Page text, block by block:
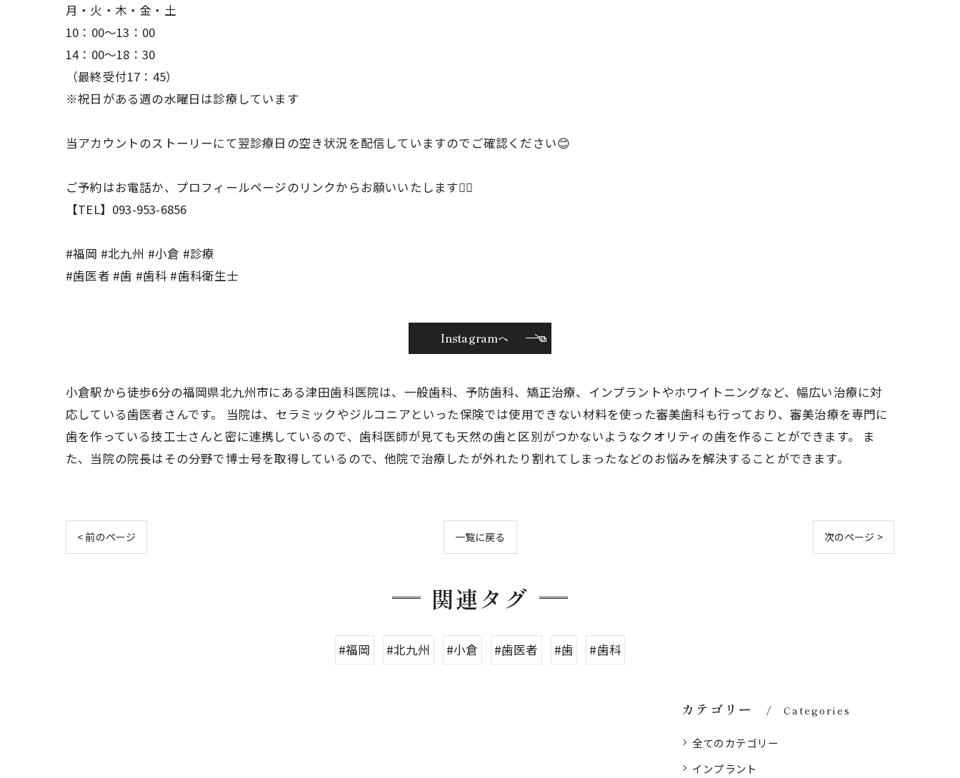
月・火・木・金・土
10：00～13：00
14：00～18：30
（最終受付17：45）
※祝日がある週の水曜日は診療しています
当アカウントのストーリーにて翌診療日の空き状況を配信していますのでご確認ください😊
ご予約はお電話か、プロフィールページのリンクからお願いいたします🙇‍♀️
【TEL】093-953-6856
#福岡 #北九州 #小倉 #診療
#歯医者 #歯 #歯科 #歯科衛生士
Instagramへ
小倉駅から徒歩6分の福岡県北九州市にある津田歯科医院は、一般歯科、予防歯科、矯正治療、インプラントやホワイトニングなど、幅広い治療に対
応している歯医者さんです。 当院は、セラミックやジルコニアといった保険では使用できない材料を使った審美歯科も行っており、審美治療を専門に
歯を作っている技工士さんと密に連携しているので、歯科医師が見ても天然の歯と区別がつかないようなクオリティの歯を作ることができます。 ま
た、当院の院長はその分野で博士号を取得しているので、他院で治療したが外れたり割れてしまったなどのお悩みを解決することができます。
< 前のページ 一覧に戻る 次のページ >
関連タグ
#福岡 #北九州 #小倉 #歯医者 #歯 #歯科
カテゴリー Categories
全てのカテゴリー
インプラント